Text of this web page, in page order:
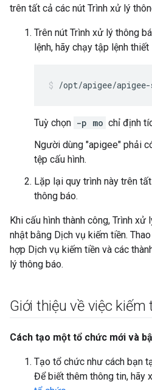
trên tất cả các nút Trình xử lý
Trên nút Trình xử lý thông
lệnh, hãy chạy tập lệnh thiết
/opt/apigee/
Tuỳ chọn -p mo chỉ định
Người dùng "apigee" phải
tệp cấu hình.
Lặp lại quy trình này trên
thông báo.
Khi cấu hình thành công, Trình
nhật bằng Dịch vụ kiếm tiền.
hợp Dịch vụ kiếm tiền và các
lý thông báo.
Giới thiệu về việc kiếm
Cách tạo một tổ chức mới và
Tạo tổ chức như cách bạn
Để biết thêm thông tin, hãy